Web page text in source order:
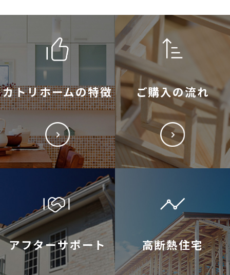
カトリホームの特徴 ご購入の流れ
アフターサポート 高断熱住宅